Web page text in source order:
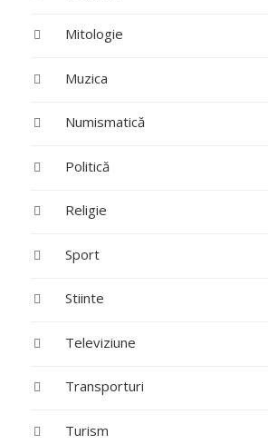
Mitologie
Muzica
Numismatică
Politică
Religie
Sport
Stiinte
Televiziune
Transporturi
Turism